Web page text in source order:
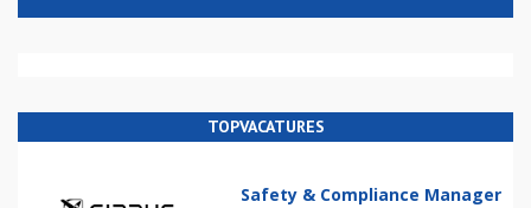
TOPVACATURES
Safety & Compliance Manager